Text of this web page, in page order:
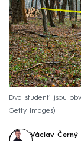
Dva studenti jsou
Getty Images
Václav Černý